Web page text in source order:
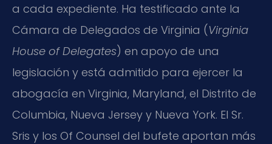
a cada expediente. Ha testificado ante la
Cámara de Delegados de Virginia (Virginia
House of Delegates) en apoyo de una
legislación y está admitido para ejercer la
abogacía en Virginia, Maryland, el Distrito de
Columbia, Nueva Jersey y Nueva York. El Sr.
Sris y los Of Counsel del bufete aportan más